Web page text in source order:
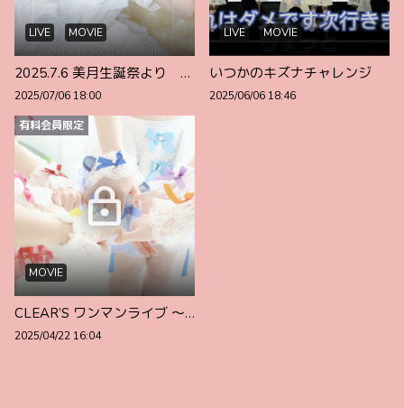
LIVE MOVIE
2025.7.6 美月生誕祭より モグっと！yummy
2025/07/06 18:00
LIVE MOVIE
いつかのキズナチャレンジ
2025/06/06 18:46
有料会員限定
MOVIE
CLEAR’S ワンマンライブ ～ようこそidol界隈！推しが愛おしくてたまらない～OP映像
2025/04/22 16:04